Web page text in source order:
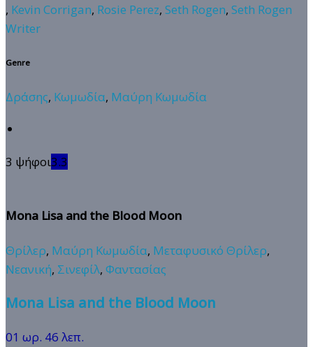
, Kevin Corrigan, Rosie Perez, Seth Rogen, Seth Rogen
Writer
Genre
Δράσης, Κωμωδία, Μαύρη Κωμωδία
3 ψήφοι3.3
Mona Lisa and the Blood Moon
Θρίλερ, Μαύρη Κωμωδία, Μεταφυσικό Θρίλερ,
Νεανική, Σινεφίλ, Φαντασίας
Mona Lisa and the Blood Moon
01 ωρ. 46 λεπ.